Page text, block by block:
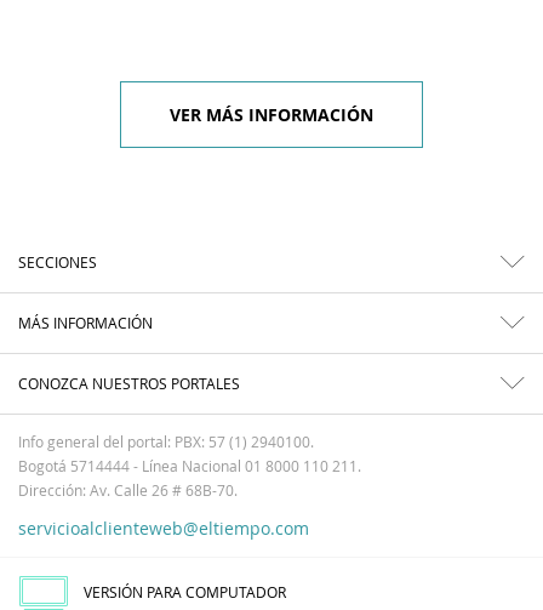
VER MÁS INFORMACIÓN
SECCIONES
MÁS INFORMACIÓN
CONOZCA NUESTROS PORTALES
Info general del portal: PBX: 57 (1) 2940100.
Bogotá 5714444 - Línea Nacional 01 8000 110 211.
Dirección: Av. Calle 26 # 68B-70.
servicioalclienteweb@eltiempo.com
VERSIÓN PARA COMPUTADOR